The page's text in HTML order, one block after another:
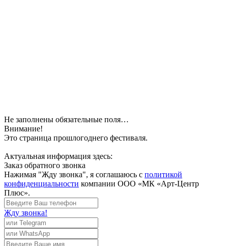
Не заполнены обязательные поля…
Внимание!
Это страница прошлогоднего фестиваля.
Актуальная информация здесь:
Заказ обратного звонка
Нажимая "Жду звонка", я соглашаюсь с политикой
конфиденциальности компании ООО «МК «Арт-Центр
Плюс».
Жду звонка!